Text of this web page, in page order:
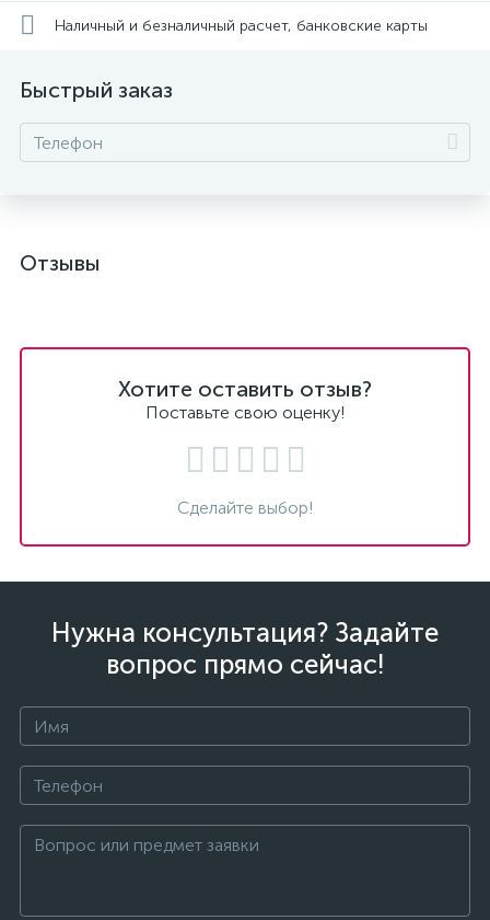
Наличный и безналичный расчет, банковские карты
Быстрый заказ
Отзывы
Хотите оставить отзыв?
Поставьте свою оценку!
Сделайте выбор!
Нужна консультация? Задайте
вопрос прямо сейчас!